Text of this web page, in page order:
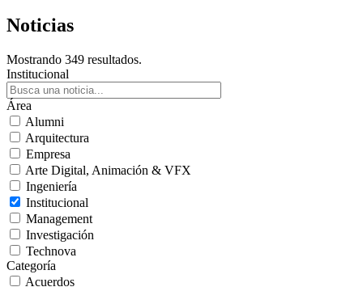
Noticias
Mostrando 349 resultados.
Institucional
Área
Alumni
Arquitectura
Empresa
Arte Digital, Animación & VFX
Ingeniería
Institucional
Management
Investigación
Technova
Categoría
Acuerdos